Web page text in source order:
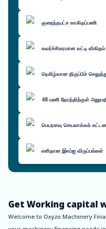
குறைந்தபட்ச காகிதப்பணி
கவர்ச்சிகரமான வட்டி விகிதம்
நெகிழ்வான திருப்பிச்
48 மணி நேரத்திற்குள்
பெயரளவு செயலாக்கக்
எளிதான இஎம்ஐ விருப்பங்கள்
Get Working capital
Welcome to Oxyzo Machinery